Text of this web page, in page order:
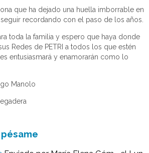
que ha dejado una huella imborrable en
recordando con el paso de los años.
toda la familia y espero que haya donde
Redes de PETRI a todos los que estén
entusiasmará y enamorarán como lo
Manolo